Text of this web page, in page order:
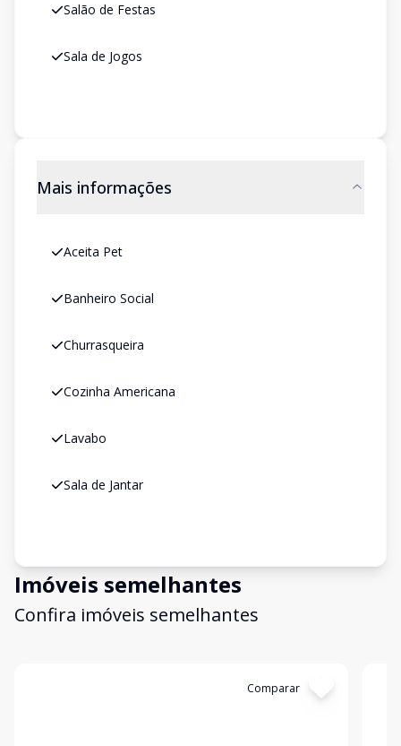
Salão de Festas
Sala de Jogos
Mais informações
Aceita Pet
Banheiro Social
Churrasqueira
Cozinha Americana
Lavabo
Sala de Jantar
Imóveis semelhantes
Confira imóveis semelhantes
Comparar